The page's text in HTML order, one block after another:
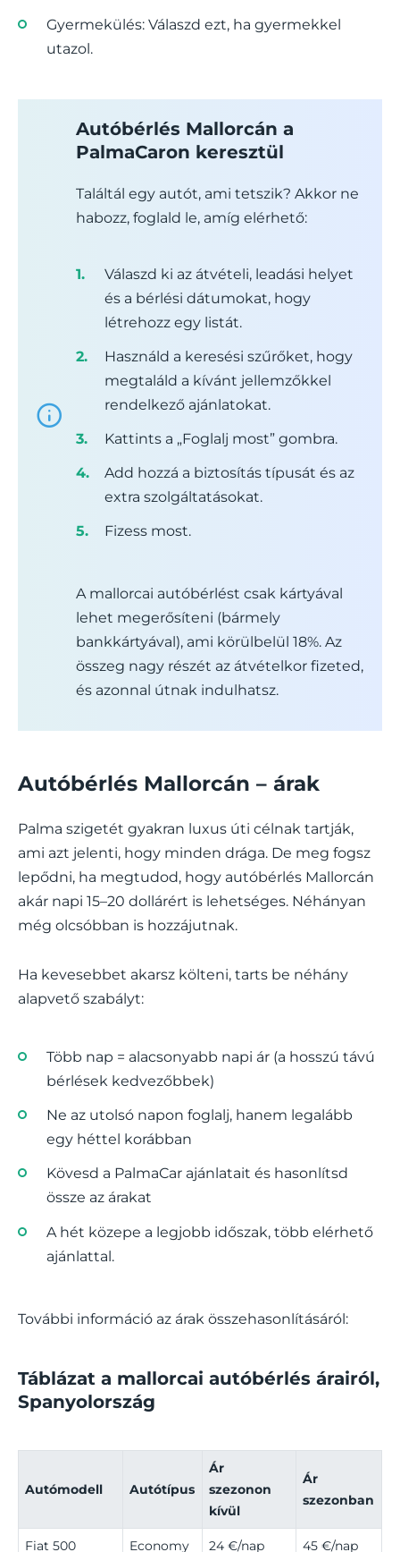
Gyermekülés: Válaszd ezt, ha gyermekkel
utazol.
Autóbérlés Mallorcán a
PalmaCaron keresztül
Találtál egy autót, ami tetszik? Akkor ne
habozz, foglald le, amíg elérhető:
Válaszd ki az átvételi, leadási helyet
és a bérlési dátumokat, hogy
létrehozz egy listát.
Használd a keresési szűrőket, hogy
megtaláld a kívánt jellemzőkkel
rendelkező ajánlatokat.
Kattints a „Foglalj most” gombra.
Add hozzá a biztosítás típusát és az
extra szolgáltatásokat.
Fizess most.
A mallorcai autóbérlést csak kártyával
lehet megerősíteni (bármely
bankkártyával), ami körülbelül 18%. Az
összeg nagy részét az átvételkor fizeted,
és azonnal útnak indulhatsz.
Autóbérlés Mallorcán – árak
Palma szigetét gyakran luxus úti célnak tartják,
ami azt jelenti, hogy minden drága. De meg fogsz
lepődni, ha megtudod, hogy autóbérlés Mallorcán
akár napi 15–20 dollárért is lehetséges. Néhányan
még olcsóbban is hozzájutnak.
Ha kevesebbet akarsz költeni, tarts be néhány
alapvető szabályt:
Több nap = alacsonyabb napi ár (a hosszú távú
bérlések kedvezőbbek)
Ne az utolsó napon foglalj, hanem legalább
egy héttel korábban
Kövesd a PalmaCar ajánlatait és hasonlítsd
össze az árakat
A hét közepe a legjobb időszak, több elérhető
ajánlattal.
További információ az árak összehasonlításáról:
Táblázat a mallorcai autóbérlés árairól,
Spanyolország
Autómodell Autótípus
Ár
szezonon
kívül
Ár
szezonban
Fiat 500 Economy 24 €/nap 45 €/nap